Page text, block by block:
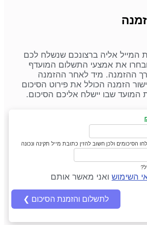
המייל אליה ברצונכם שנשלח לכם
את אמצעי התשלום המועדף
ההזמנה. מיד לאחר ההזמנה
הזמנה הכולל את פירוט הסיכום
שבו יישלח אליכם הסיכום.
הסיכומים ולכן חשוב להזין כתובת מייל תקינה ונכונה
השימוש ואני מאשר אותם